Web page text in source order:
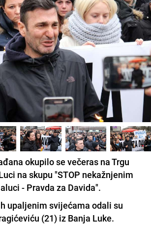
okupilo se večeras na Trgu
na skupu "STOP nekažnjenim
- Pravda za Davida".
upaljenim svijećama odali su
(21) iz Banja Luke.